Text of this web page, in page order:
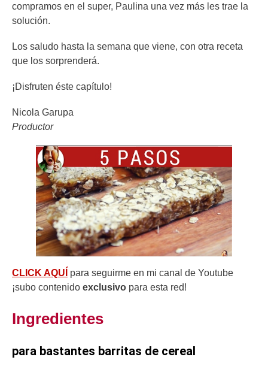
compramos en el super, Paulina una vez más les trae la
solución.
Los saludo hasta la semana que viene, con otra receta
que los sorprenderá.
¡Disfruten éste capítulo!
Nicola Garupa
Productor
CLICK AQUÍ para seguirme en mi canal de Youtube
¡subo contenido exclusivo para esta red!
Ingredientes
para bastantes barritas de cereal